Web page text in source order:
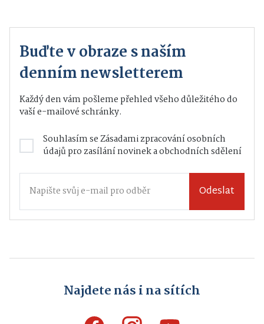
Buďte v obraze s naším
denním newsletterem
Každý den vám pošleme přehled všeho důležitého do
vaší e-mailové schránky.
Souhlasím seZásadami zpracování osobních
údajůpro zasílání novinek a obchodních sdělení
Odeslat
Najdete nás i na sítích